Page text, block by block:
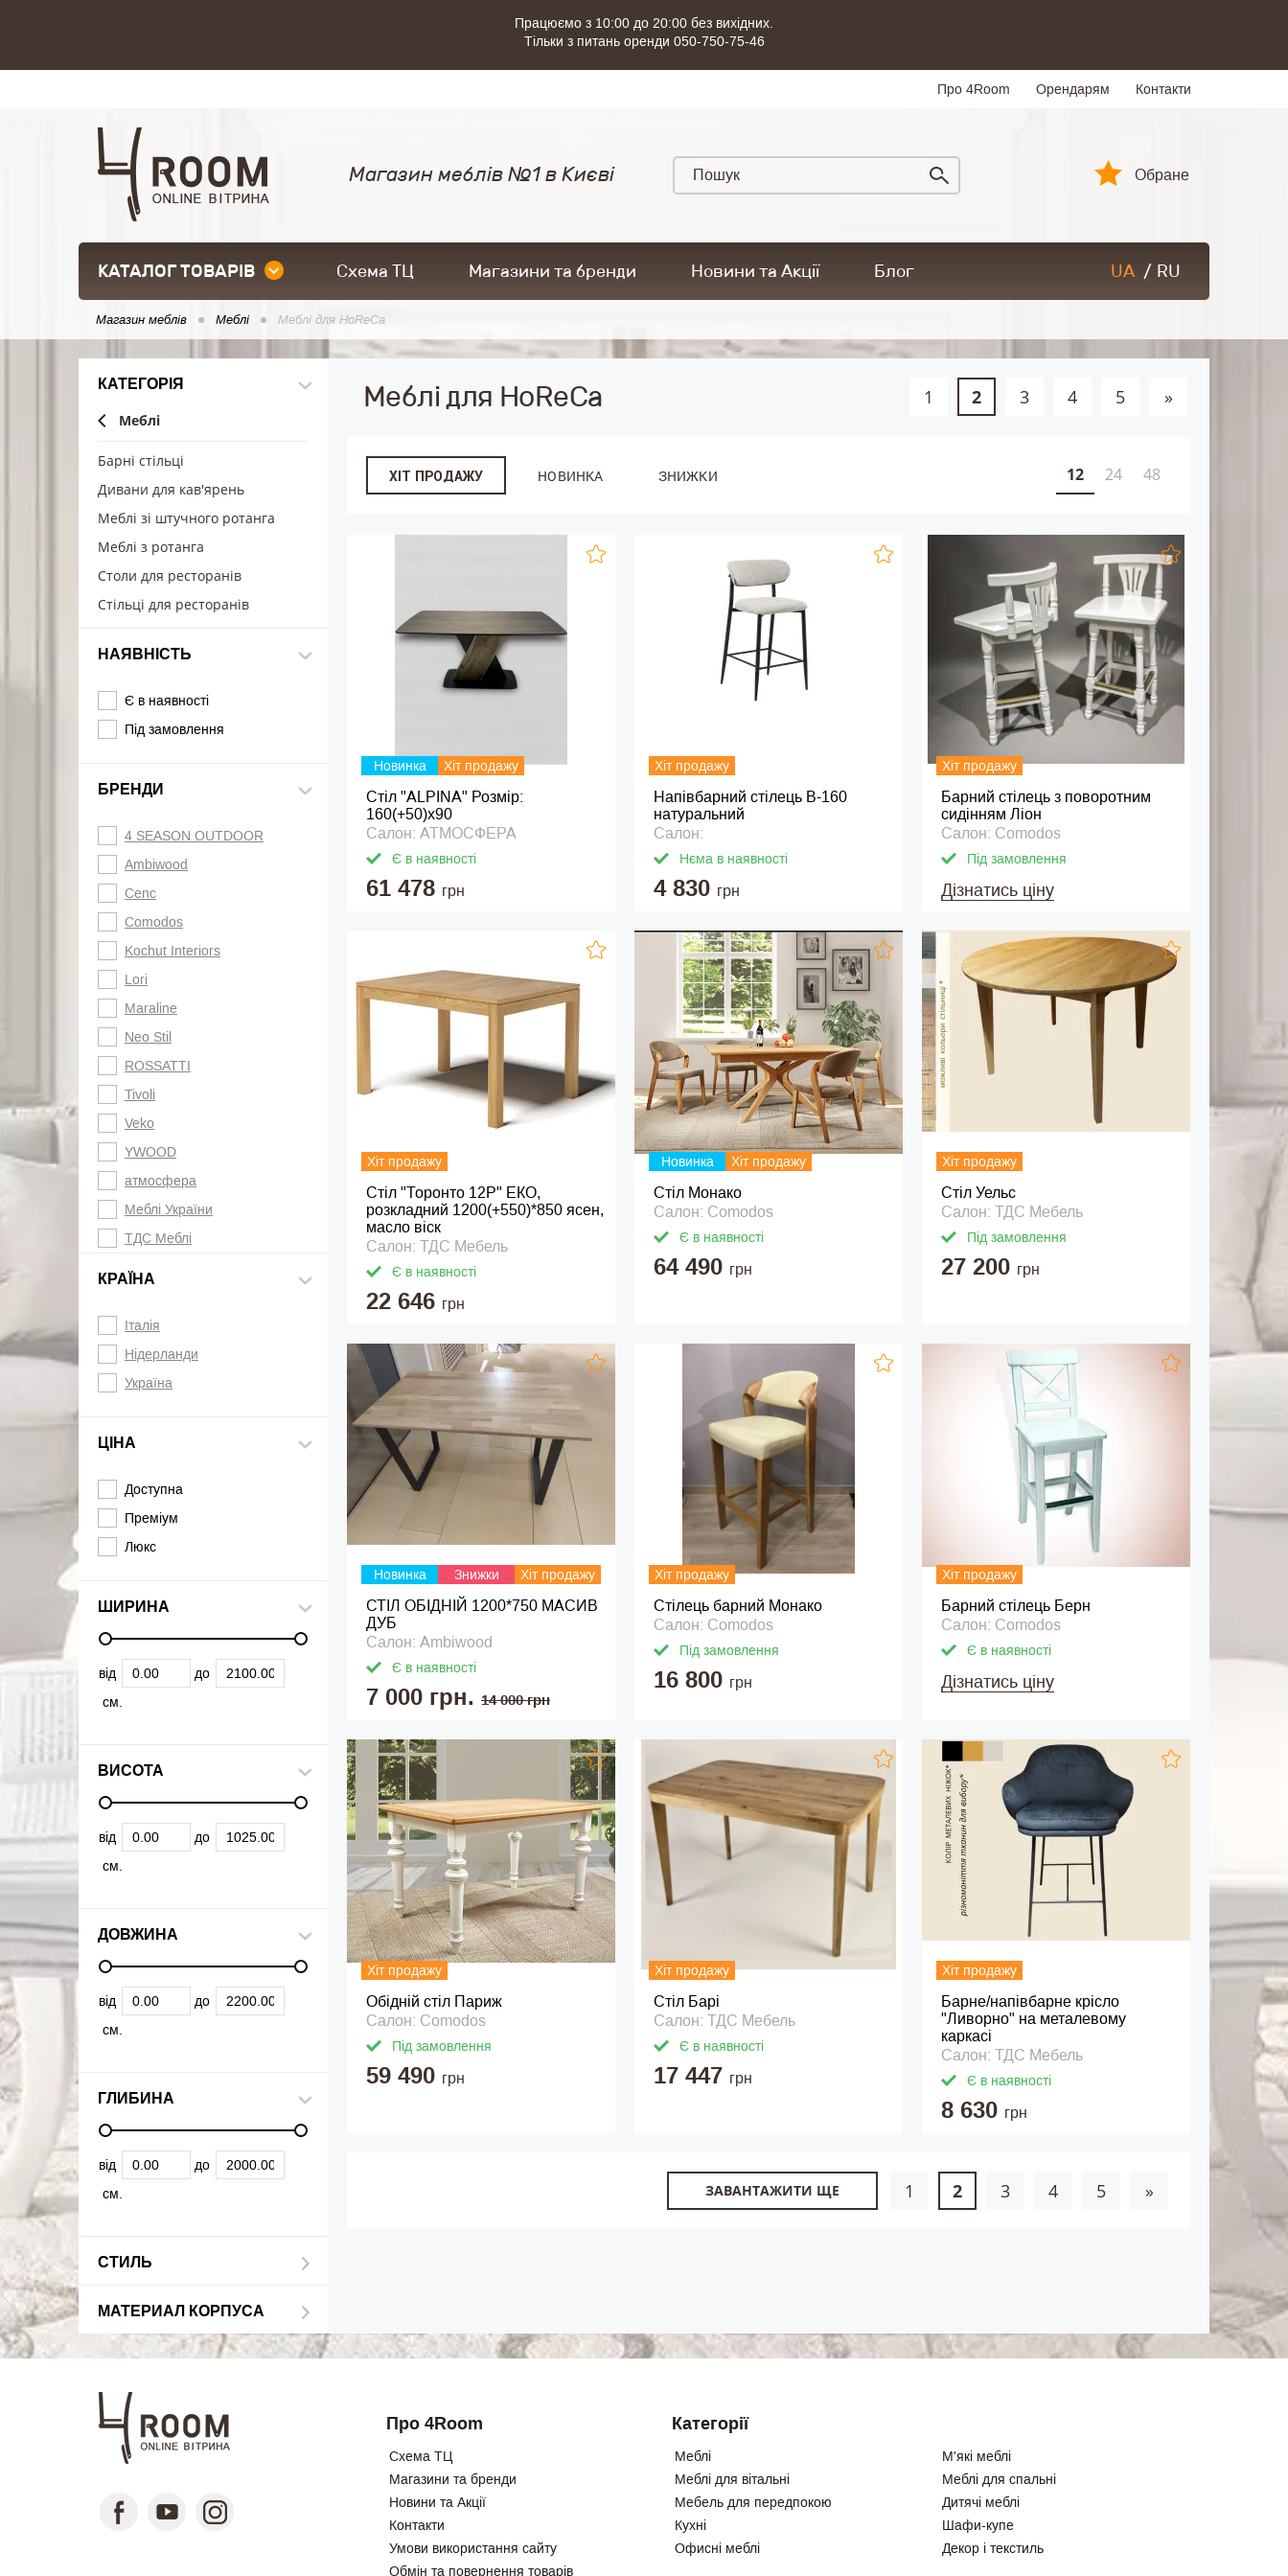
Працюємо з 10:00 до 20:00 без вихідних.
Тільки з питань оренди 050-750-75-46
Про 4Room Орендарям Контакти
Магазин меблів №1 в Києві Обране
КАТАЛОГ ТОВАРІВ Схема ТЦ Магазини та бренди Новини та Акції Блог UA / RU
Магазин меблів Меблі Меблі для HoReCa
КАТЕГОРІЯ
Меблі
Барні стільці
Дивани для кав'ярень
Меблі зі штучного ротанга
Меблі з ротанга
Столи для ресторанів
Стільці для ресторанів
НАЯВНІСТЬ
Є в наявності
Під замовлення
БРЕНДИ
4 SEASON OUTDOOR
Ambiwood
Cenc
Comodos
Kochut Interiors
Lori
Maraline
Neo Stil
ROSSATTI
Tivoli
Veko
YWOOD
атмосфера
Меблі України
ТДС Меблі
КРАЇНА
Італія
Нідерланди
Україна
ЦІНА
Доступна
Преміум
Люкс
ШИРИНА
від
до
см.
ВИСОТА
від
до
см.
ДОВЖИНА
від
до
см.
ГЛИБИНА
від
до
см.
СТИЛЬ
МАТЕРИАЛ КОРПУСА
Меблі для HoReCa 1 2 3 4 5 »
ХІТ ПРОДАЖУ НОВИНКА ЗНИЖКИ 12 24 48
Новинка Хіт продажу
Стіл "ALPINA" Розмір:
160(+50)х90
Салон: АТМОСФЕРА
Є в наявності
61 478 грн
Хіт продажу
Напівбарний стілець В-160
натуральний
Салон:
Нєма в наявності
4 830 грн
Хіт продажу
Барний стілець з поворотним
сидінням Ліон
Салон: Comodos
Під замовлення
Дізнатись ціну
Хіт продажу
Стіл "Торонто 12Р" ЕКО,
розкладний 1200(+550)*850 ясен,
масло віск
Салон: ТДС Мебель
Є в наявності
22 646 грн
Новинка Хіт продажу
Стіл Монако
Салон: Comodos
Є в наявності
64 490 грн
Хіт продажу
Стіл Уельс
Салон: ТДС Мебель
Під замовлення
27 200 грн
Новинка Знижки Хіт продажу
СТІЛ ОБІДНІЙ 1200*750 МАСИВ
ДУБ
Салон: Ambiwood
Є в наявності
7 000 грн. 14 000 грн
Хіт продажу
Стілець барний Монако
Салон: Comodos
Під замовлення
16 800 грн
Хіт продажу
Барний стілець Берн
Салон: Comodos
Є в наявності
Дізнатись ціну
Хіт продажу
Обідній стіл Париж
Салон: Comodos
Під замовлення
59 490 грн
Хіт продажу
Стіл Барі
Салон: ТДС Мебель
Є в наявності
17 447 грн
Хіт продажу
Барне/напівбарне крісло
"Ливорно" на металевому
каркасі
Салон: ТДС Мебель
Є в наявності
8 630 грн
1 2 3 4 5 »
ЗАВАНТАЖИТИ ЩЕ
Про 4Room
Схема ТЦ
Магазини та бренди
Новини та Акції
Контакти
Умови використання сайту
Обмін та повернення товарів
Категорії
Меблі
М'які меблі
Меблі для вітальні
Меблі для спальні
Мебель для передпокою
Дитячі меблі
Кухні
Шафи-купе
Офисні меблі
Декор і текстиль